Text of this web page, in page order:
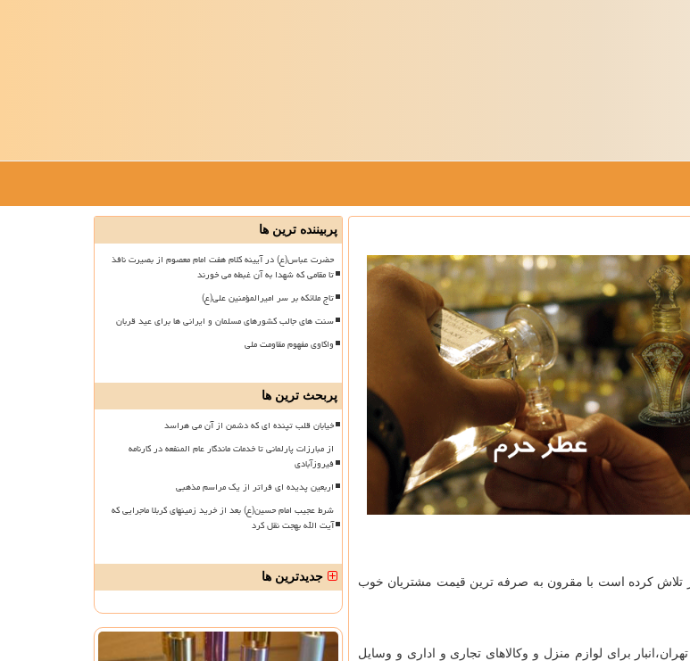
تلاش كرده است با مقرون به صرفه ترین قیمت مشتریان خوب
برای لوازم منزل و وکالاهای تجاری و اداری و وسایل
پربیننده ترین ها
حضرت عباس(ع) در آیینه کلام هفت امام معصوم از بصیرت نافذ
تا مقامی که شهدا به آن غبطه می خورند
تاج ملائکه بر سر امیرالمؤمنین علی(ع)
سنت های جالب کشورهای مسلمان و ایرانی ها برای عید قربان
واکاوی مفهوم مقاومت ملی
پربحث ترین ها
خیابان قلب تپنده ای که دشمن از آن می هراسد
از مبارزات پارلمانی تا خدمات ماندگار عام المنفعه در کارنامه
فیروزآبادی
اربعین پدیده ای فراتر از یک مراسم مذهبی
شرط عجیب امام حسین(ع) بعد از خرید زمینهای کربلا ماجرایی که
آیت الله بهجت نقل کرد
جدیدترین ها